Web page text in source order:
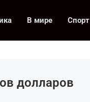
В мире Спорт
долларов